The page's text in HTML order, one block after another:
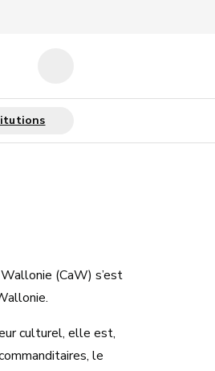
(CaW) s’est
culturel, elle est,
le